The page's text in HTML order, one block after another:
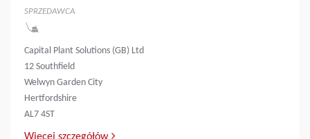
SPRZEDAWCA
Capital Plant Solutions (GB) Ltd
12 Southfield
Welwyn Garden City
Hertfordshire
AL7 4ST
Więcej szczegółów